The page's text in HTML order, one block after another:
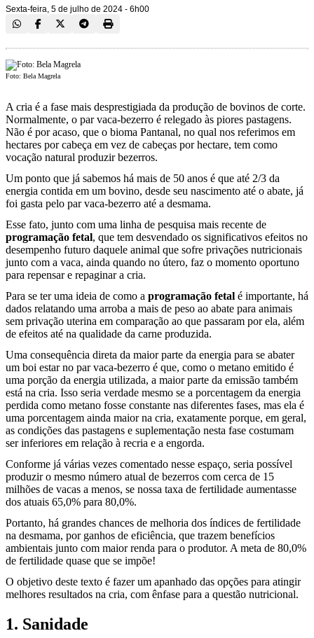
Sexta-feira, 5 de julho de 2024 - 6h00
Foto: Bela Magrela
A cria é a fase mais desprestigiada da produção de bovinos de corte.
Normalmente, o par vaca-bezerro é relegado às piores pastagens.
Não é por acaso, que o bioma Pantanal, no qual nos referimos em
hectares por cabeça em vez de cabeças por hectare, tem como
vocação natural produzir bezerros.
Um ponto que já sabemos há mais de 50 anos é que até 2/3 da
energia contida em um bovino, desde seu nascimento até o abate, já
foi gasta pelo par vaca-bezerro até a desmama.
Esse fato, junto com uma linha de pesquisa mais recente de
programação fetal, que tem desvendado os significativos efeitos no
desempenho futuro daquele animal que sofre privações nutricionais
junto com a vaca, ainda quando no útero, faz o momento oportuno
para repensar e repaginar a cria.
Para se ter uma ideia de como a programação fetal é importante, há
dados relatando uma arroba a mais de peso ao abate para animais
sem privação uterina em comparação ao que passaram por ela, além
de efeitos até na qualidade da carne produzida.
Uma consequência direta da maior parte da energia para se abater
um boi estar no par vaca-bezerro é que, como o metano emitido é
uma porção da energia utilizada, a maior parte da emissão também
está na cria. Isso seria verdade mesmo se a porcentagem da energia
perdida como metano fosse constante nas diferentes fases, mas ela é
uma porcentagem ainda maior na cria, exatamente porque, em geral,
as condições das pastagens e suplementação nesta fase costumam
ser inferiores em relação à recria e a engorda.
Conforme já várias vezes comentado nesse espaço, seria possível
produzir o mesmo número atual de bezerros com cerca de 15
milhões de vacas a menos, se nossa taxa de fertilidade aumentasse
dos atuais 65,0% para 80,0%.
Portanto, há grandes chances de melhoria dos índices de fertilidade
na desmama, por ganhos de eficiência, que trazem benefícios
ambientais junto com maior renda para o produtor. A meta de 80,0%
de fertilidade quase que se impõe!
O objetivo deste texto é fazer um apanhado das opções para atingir
melhores resultados na cria, com ênfase para a questão nutricional.
1. Sanidade